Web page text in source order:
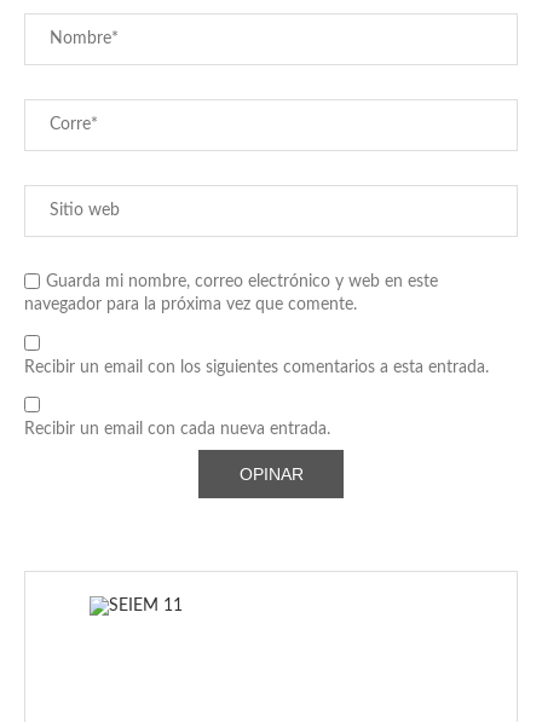
Guarda mi nombre, correo electrónico y web en este
navegador para la próxima vez que comente.
Recibir un email con los siguientes comentarios a esta entrada.
Recibir un email con cada nueva entrada.